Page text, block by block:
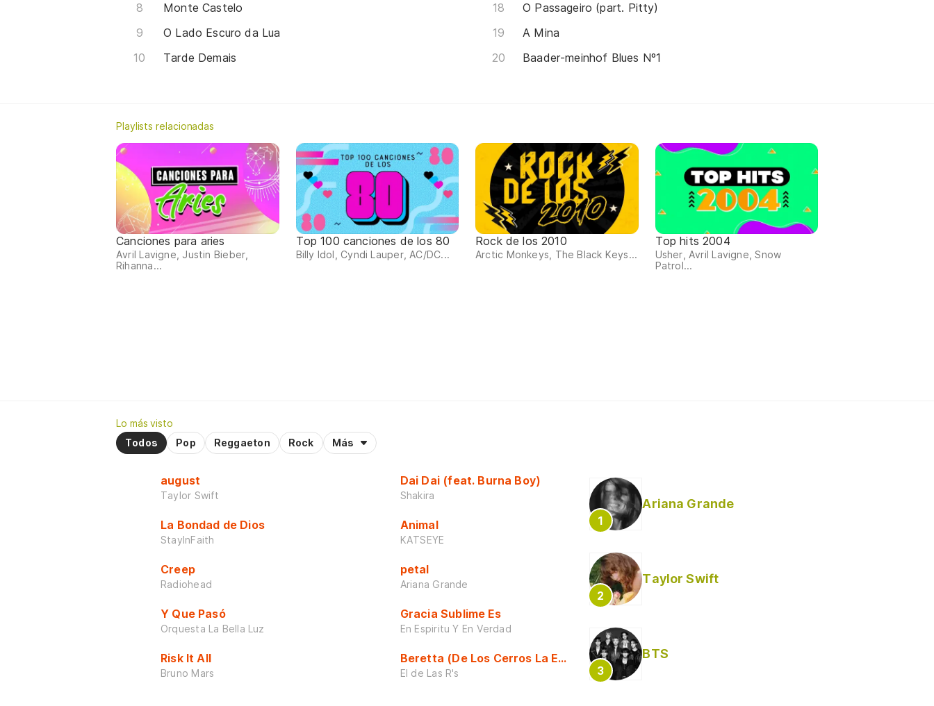
Monte Castelo
O Lado Escuro da Lua
Tarde Demais
O Passageiro (part. Pitty)
A Mina
Baader-meinhof Blues Nº1
Playlists relacionadas
Canciones para aries
Avril Lavigne, Justin Bieber,
Rihanna...
Top 100 canciones de los 80
Billy Idol, Cyndi Lauper, AC/DC...
Rock de los 2010
Arctic Monkeys, The Black Keys...
Top hits 2004
Usher, Avril Lavigne, Snow
Patrol...
Lo más visto
Todos
Pop Reggaeton Rock Más
august
Taylor Swift
La Bondad de Dios
StayInFaith
Creep
Radiohead
Y Que Pasó
Orquesta La Bella Luz
Risk It All
Bruno Mars
Dai Dai (feat. Burna Boy)
Shakira
Animal
KATSEYE
petal
Ariana Grande
Gracia Sublime Es
En Espiritu Y En Verdad
Beretta (De Los Cerros La Escuela)
El de Las R's
Ariana Grande
Taylor Swift
BTS